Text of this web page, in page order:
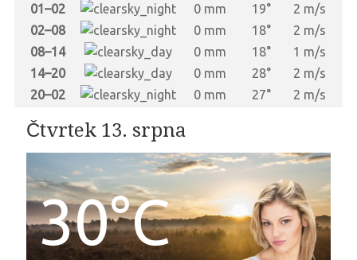
01–02
0 mm 19°
2 m/s
02–08
0 mm 18°
2 m/s
08–14
0 mm 18°
1 m/s
14–20
0 mm 28°
2 m/s
20–02
0 mm 27° 2 m/s
Čtvrtek 13. srpna
30°C